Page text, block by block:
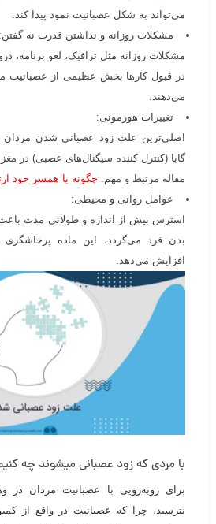
می‌تواند به شکل عصبانیت نمود پیدا کند.
مشکلات روزانه و نداشتن قدرت نه گفتن:
مشکلات روزانه مثل ترافیک، لغو برنامه،
در قبول کار‌ها بخش عظیمی از عصبانیت
می‌دهند.
تغییرات هورمونی:
اصلی‌ترین علت زود عصبانی شدن مردان
گابا (کنترل کننده سیگنال‌های عصبی) در
مقاله مرتبط و مهم: چگونه با همسر خود
عوامل روانی و محیطی:
استرس بیش از اندازه و طولانی مدت باعث
بدن فرد می‌گردد، این ماده
افزایش می‌دهد.
با مردی که زود عصبانی میشوند چه
برای رو‌به‌رویی با عصبانیت مردان در
نترسید، چرا که عصبانیت در واقع از